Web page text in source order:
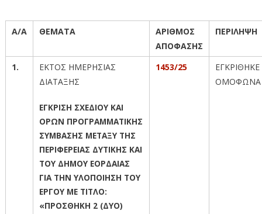
A/A ΘΕΜΑΤΑ
ΑΡΙΘΜΟΣ
ΑΠΟΦΑΣΗΣ
ΠΕΡΙΛΗΨΗ
1.
ΕΚΤΟΣ ΗΜΕΡΗΣΙΑΣ
ΔΙΑΤΑΞΗΣ
ΕΓΚΡΙΣΗ ΣΧΕΔΙΟΥ ΚΑΙ
ΟΡΩΝ ΠΡΟΓΡΑΜΜΑΤΙΚΗΣ
ΣΥΜΒΑΣΗΣ ΜΕΤΑΞΥ ΤΗΣ
ΠΕΡΙΦΕΡΕΙΑΣ ΔΥΤΙΚΗΣ ΚΑΙ
ΤΟΥ ΔΗΜΟΥ ΕΟΡΔΑΙΑΣ
ΓΙΑ ΤΗΝ ΥΛΟΠΟΙΗΣΗ ΤΟΥ
ΕΡΓΟΥ ΜΕ ΤΙΤΛΟ:
«ΠΡΟΣΘΗΚΗ 2 (ΔΥΟ)
1453/25
ΕΓΚΡΙΘΗΚΕ
ΟΜΟΦΩΝΑ